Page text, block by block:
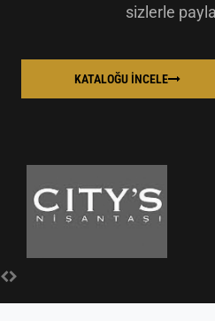
sizlerle
KATALOĞU İNCELE